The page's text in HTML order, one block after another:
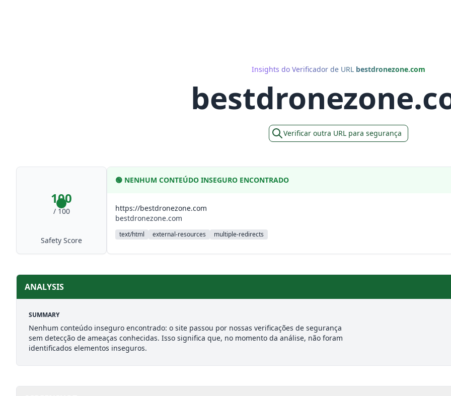
Insights do Verificador de URL bestdronezone.com
Verificar outra URL para segurança
100
/ 100
Safety Score
🟢 NENHUM CONTEÚDO INSEGURO ENCONTRADO
https://bestdronezone.com
bestdronezone.com
text/html external-resources multiple-redirects
ANALYSIS
SUMMARY
Nenhum conteúdo inseguro encontrado: o site passou por nossas verificações de segurança
sem detecção de ameaças conhecidas. Isso significa que, no momento da análise, não foram
identificados elementos inseguros.